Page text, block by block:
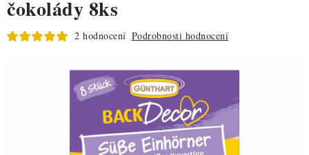
SUROVINY
PRO OSLAVY
čokolády 8ks
2 hodnocení Podrobnosti hodnocení